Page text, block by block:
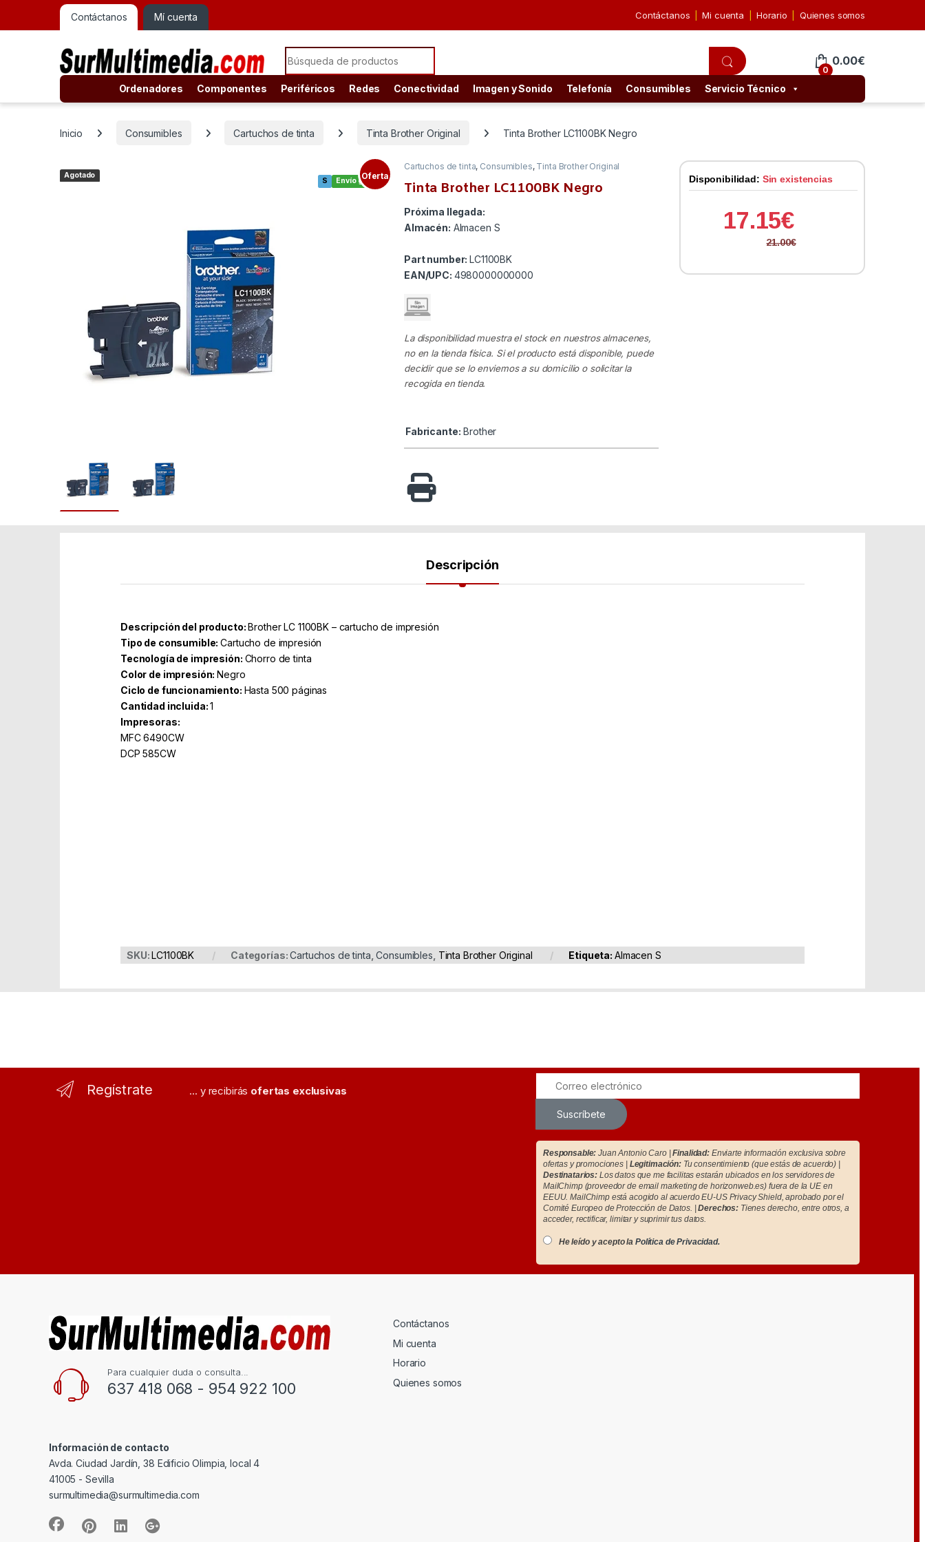
Contáctanos Mí cuenta Contáctanos Mi cuenta Horario Quienes somos
Search for:
0
0.00€
Ordenadores Componentes Periféricos Redes Conectividad Imagen y Sonido Telefonía Consumibles Servicio Técnico
Inicio Consumibles Cartuchos de tinta Tinta Brother Original Tinta Brother LC1100BK Negro
Envío gratis
S
Agotado Oferta
Cartuchos de tinta, Consumibles, Tinta Brother Original
Tinta Brother LC1100BK Negro
Próxima llegada:
Almacén: Almacen S
Part number:LC1100BK
EAN/UPC: 4980000000000
La disponibilidad muestra el stock en nuestros almacenes,
no en la tienda física. Si el producto está disponible, puede
decidir que se lo enviemos a su domicilio o solicitar la
recogida en tienda.
Fabricante: Brother
Disponibilidad: Sin existencias
17.15€
21.00€
Descripción
Descripción del producto:Brother LC 1100BK – cartucho de impresión
Tipo de consumible:Cartucho de impresión
Tecnología de impresión: Chorro de tinta
Color de impresión:Negro
Ciclo de funcionamiento: Hasta 500 páginas
Cantidad incluida:1
Impresoras:
MFC 6490CW
DCP 585CW
SKU:LC1100BK Categorías:Cartuchos de tinta ,Consumibles Tinta Brother Original Etiqueta: Almacen S
Regístrate ... y recibirás ofertas exclusivas
Suscríbete
Responsable: Juan Antonio Caro |Finalidad: Enviarte información exclusiva sobre
ofertas y promociones | Legitimación:Tu consentimiento (que estás de acuerdo) |
Destinatarios: Los datos que me facilitas estarán ubicados en los servidores de
MailChimp (proveedor de email marketing de horizonweb.es) fuera de la UE en
EEUU. MailChimp está acogido al acuerdo EU-US Privacy Shield, aprobado por el
Comité Europeo de Protección de Datos. |Derechos: Tienes derecho, entre otros, a
acceder, rectificar, limitar y suprimir tus datos.
He leído y acepto la Política de Privacidad.
Para cualquier duda o consulta...
637 418 068 - 954 922 100
Información de contacto
Avda. Ciudad Jardín, 38 Edificio Olimpia, local 4
41005 - Sevilla
surmultimedia@surmultimedia.com
Contáctanos
Mi cuenta
Horario
Quienes somos